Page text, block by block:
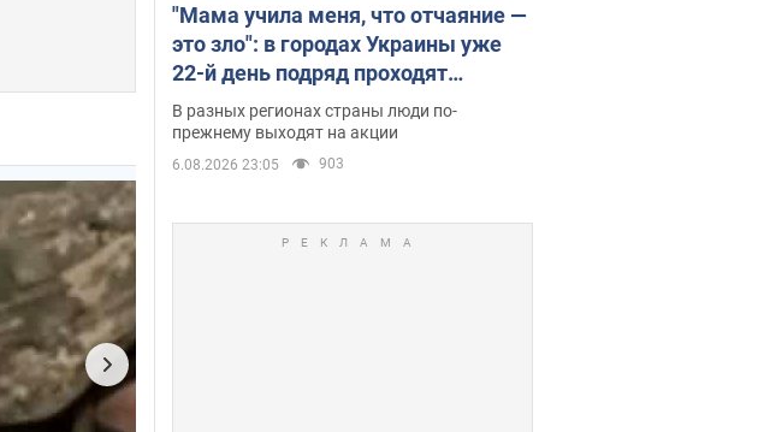
"Мама учила меня, что отчаяние —
это зло": в городах Украины уже
22-й день подряд проходят
массовые митинги за
возвращение Федорова. Фото и
видео
В разных регионах страны люди по-
прежнему выходят на акции
6.08.2026 23:05 903